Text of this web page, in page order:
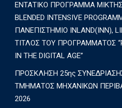
ΕΝΤΑΤΙΚΟ ΠΡΟΓΡΑΜΜΑ
BLENDED INTENSIVE
ΠΑΝΕΠΙΣΤΗΜΙΟ INLAND(INN),
ΤΙΤΛΟΣ ΤΟΥ ΠΡΟΓΡΑΜΜΑΤΟΣ
IN THE DIGITAL AGE”
ΠΡΟΣΚΛΗΣΗ 25ης
ΤΜΗΜΑΤΟΣ ΜΗΧΑΝΙΚΩΝ
2026